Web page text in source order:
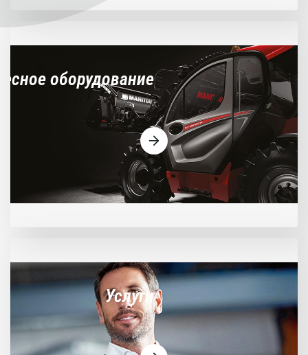
оборудование
Услуги